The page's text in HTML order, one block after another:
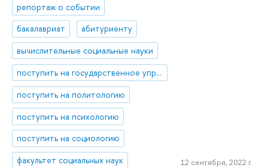
репортаж о событии
бакалавриат
абитуриенту
вычислительные социальные науки
поступить на государственное управление
поступить на политологию
поступить на психологию
поступить на социологию
факультет социальных наук
12 сентября, 2022 г.